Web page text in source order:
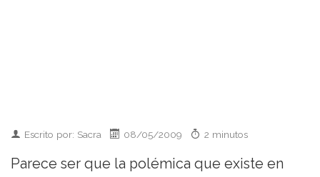
Escrito por: Sacra 08/05/2009 2 minutos
Parece ser que la polémica que existe en